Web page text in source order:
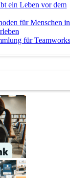
ein Leben vor dem
für Menschen in
für